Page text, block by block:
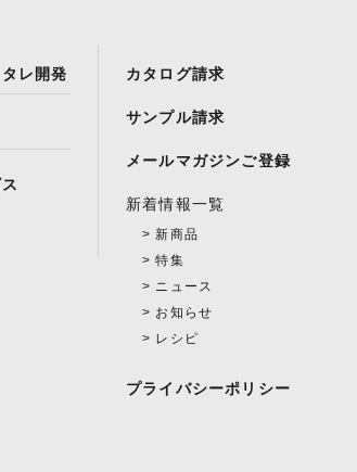
レ開発 カタログ請求
サンプル請求
メールマガジンご登録
新着情報一覧
新商品
特集
ニュース
お知らせ
レシピ
プライバシーポリシー